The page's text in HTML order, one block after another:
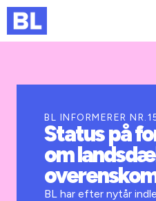
Kurser og arrangementer
Jobportalen
BL INFORMERER
Status på
om
BL har efter nytår